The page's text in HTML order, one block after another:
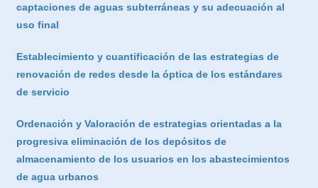
captaciones de aguas subterráneas y su adecuación al
uso final
Establecimiento y cuantificación de las estrategias de
renovación de redes desde la óptica de los estándares
de servicio
Ordenación y Valoración de estrategias orientadas a la
progresiva eliminación de los depósitos de
almacenamiento de los usuarios en los abastecimientos
de agua urbanos